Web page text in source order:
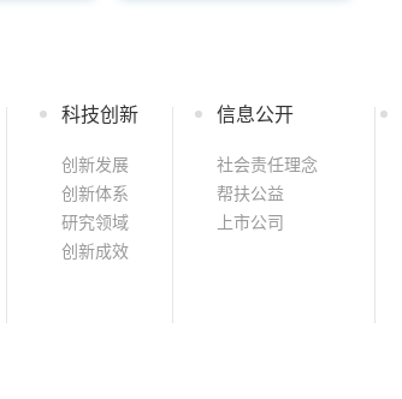
科技创新
创新发展
创新体系
研究领域
创新成效
信息公开
社会责任理念
帮扶公益
上市公司